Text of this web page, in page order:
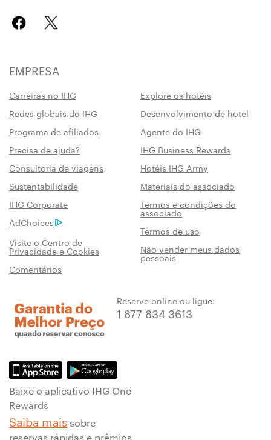
EMPRESA
Carreiras no IHG
Explore os hotéis
Redes globais do IHG
Desenvolvimento de hotel
Programa de afiliados
Agente do IHG
Precisa de ajuda?
IHG Business Rewards
Consultoria de viagens
Hotéis IHG Army
Sustentabilidade
Materiais do associado
IHG Corporate
Termos e condições do
associado
AdChoices
Termos de uso
Visite o Centro de
Privacidade e Cookies Não vender meus dados
pessoais
Comentários
Reserve online ou ligue:
1 877 834 3613
Baixe o aplicativo IHG One
Rewards
Saiba mais sobre
reservas rápidas e prêmios